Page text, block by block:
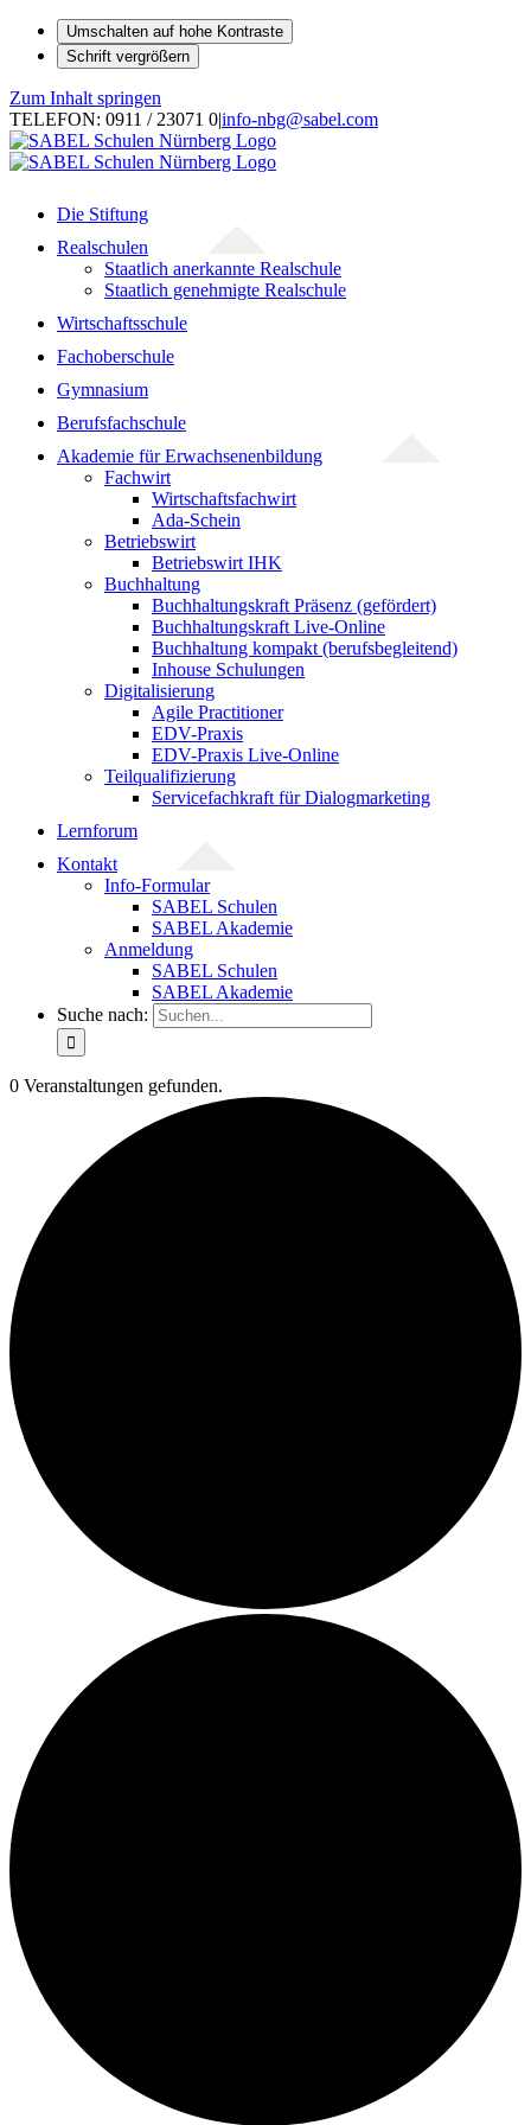
Umschalten auf hohe Kontraste
Schrift vergrößern
Zum Inhalt springen
TELEFON: 0911 / 23071 0|info-nbg@sabel.com
Die Stiftung
Realschulen
Staatlich anerkannte Realschule
Staatlich genehmigte Realschule
Wirtschaftsschule
Fachoberschule
Gymnasium
Berufsfachschule
Akademie für Erwachsenenbildung
Fachwirt
Wirtschaftsfachwirt
Ada-Schein
Betriebswirt
Betriebswirt IHK
Buchhaltung
Buchhaltungskraft Präsenz (gefördert)
Buchhaltungskraft Live-Online
Buchhaltung kompakt (berufsbegleitend)
Inhouse Schulungen
Digitalisierung
Agile Practitioner
EDV-Praxis
EDV-Praxis Live-Online
Teilqualifizierung
Servicefachkraft für Dialogmarketing
Lernforum
Kontakt
Info-Formular
SABEL Schulen
SABEL Akademie
Anmeldung
SABEL Schulen
SABEL Akademie
Suche nach:
0 Veranstaltungen gefunden.